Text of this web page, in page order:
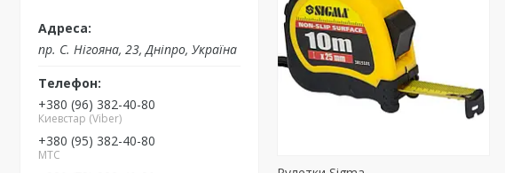
пр. С. Нігояна, 23, Дніпро, Україна
+380 (96) 382-40-80
Киевстар (Viber)
+380 (95) 382-40-80
MTC